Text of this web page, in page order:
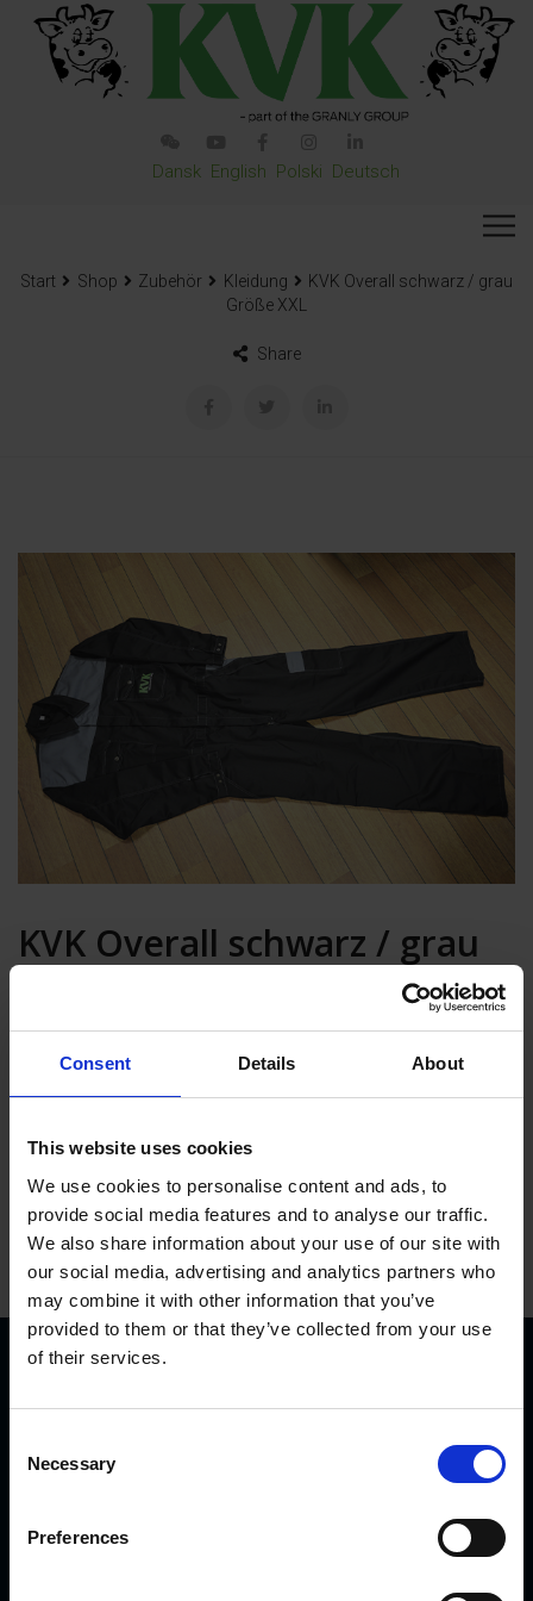
Consent Details About
This website uses cookies
We use cookies to personalise content and ads, to
provide social media features and to analyse our traffic.
We also share information about your use of our site with
our social media, advertising and analytics partners who
may combine it with other information that you’ve
provided to them or that they’ve collected from your use
of their services.
Necessary
Preferences
Dansk English Polski Deutsch
Start Shop Zubehör Kleidung
KVK Overall schwarz / grau
Größe XXL
Share
KVK Overall schwarz / grau
In den Warenkorb
KVK Hydra Klov ist ein modernes Unternehmen, welches
sich der Konstruktion und Herstellung von